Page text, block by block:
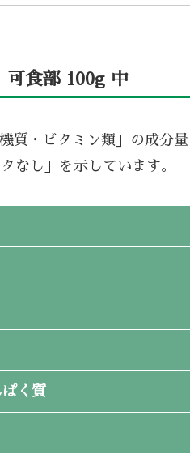
可食部 100g 中
質・ビタミン類」の成分量
し」を示しています。
く質